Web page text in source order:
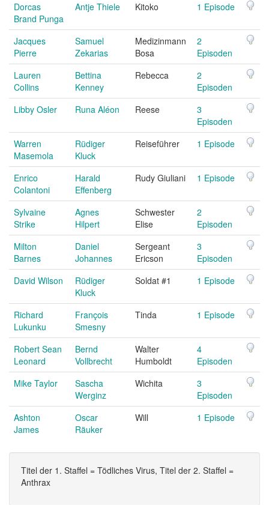
Dorcas
Brand Punga
Antje Thiele Kitoko 1 Episode
Jacques
Pierre
Samuel
Zekarias
Medizinmann
Bosa
2
Episoden
Lauren
Collins
Bettina
Kenney
Rebecca
2
Episoden
Libby Osler
Runa Aléon Reese
3
Episoden
Warren
Masemola
Rüdiger
Kluck
Reiseführer 1 Episode
Enrico
Colantoni
Harald
Effenberg
Rudy Giuliani 1 Episode
Sylvaine
Strike
Agnes
Hilpert
Schwester
Elise
2
Episoden
Milton
Barnes
Daniel
Johannes
Sergeant
Ericson
3
Episoden
David Wilson
Rüdiger
Kluck
Soldat #1 1 Episode
Richard
Lukunku
François
Smesny
Tinda 1 Episode
Robert Sean
Leonard
Bernd
Vollbrecht
Walter
Humboldt
4
Episoden
Mike Taylor
Sascha
Werginz
Wichita
3
Episoden
Ashton
James
Oscar
Räuker
Will 1 Episode
Titel der 1. Staffel = Tödliches Virus, Titel der 2. Staffel =
Anthrax